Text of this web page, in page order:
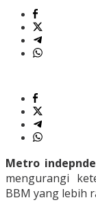
Metro
mengurangi
BBM yang lebih